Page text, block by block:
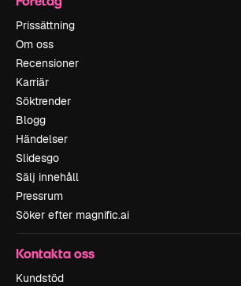
Prissättning
Om oss
Recensioner
Karriär
Söktrender
Blogg
Händelser
Slidesgo
Sälj innehåll
Pressrum
Söker efter magnific.ai
Kontakta oss
Kundstöd